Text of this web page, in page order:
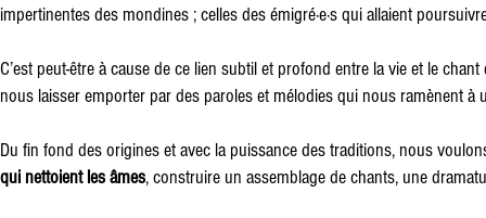
impertinentes des mondines ; celles des émigré·e·s qui allaient
C’est peut-être à cause de ce lien subtil et profond entre la vie et le
nous laisser emporter par des paroles et mélodies qui nous ramènent
Du fin fond des origines et avec la puissance des traditions, nous
qui nettoient les âmes, construire un assemblage de chants, une